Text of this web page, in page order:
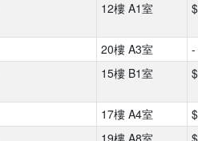
12樓 A1室
20樓 A3室 -
15樓 B1室
17樓 A4室
19樓 A8室